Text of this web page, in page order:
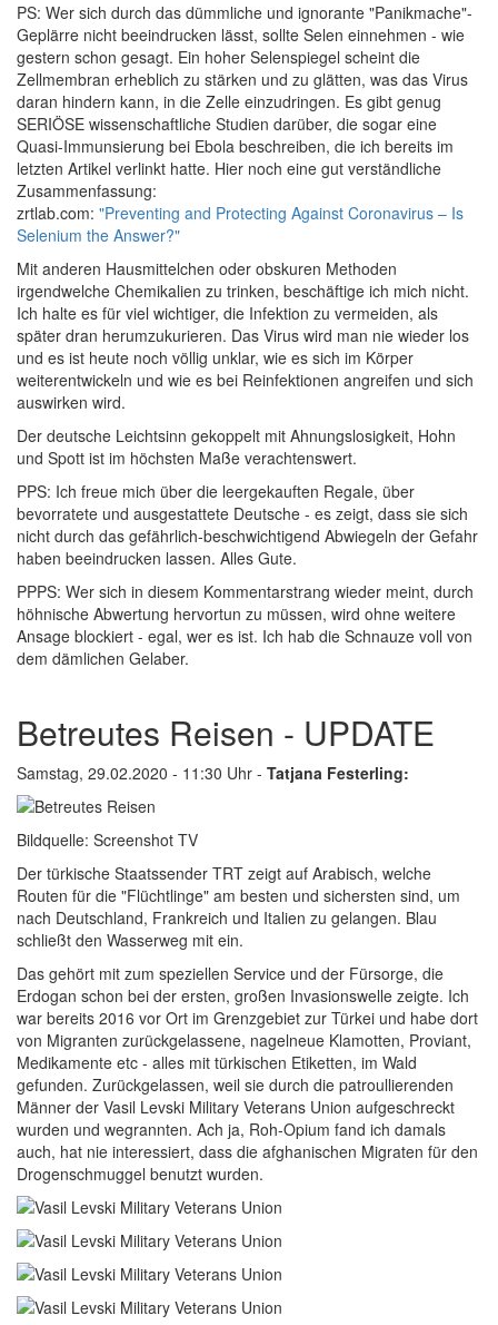
PS: Wer sich durch das dümmliche und ignorante "Panikmache"-
Geplärre nicht beeindrucken lässt, sollte Selen einnehmen - wie
gestern schon gesagt. Ein hoher Selenspiegel scheint die
Zellmembran erheblich zu stärken und zu glätten, was das Virus
daran hindern kann, in die Zelle einzudringen. Es gibt genug
SERIÖSE wissenschaftliche Studien darüber, die sogar eine
Quasi-Immunsierung bei Ebola beschreiben, die ich bereits im
letzten Artikel verlinkt hatte. Hier noch eine gut verständliche
Zusammenfassung:
zrtlab.com: "Preventing and Protecting Against Coronavirus – Is
Selenium the Answer?"
Mit anderen Hausmittelchen oder obskuren Methoden
irgendwelche Chemikalien zu trinken, beschäftige ich mich nicht.
Ich halte es für viel wichtiger, die Infektion zu vermeiden, als
später dran herumzukurieren. Das Virus wird man nie wieder los
und es ist heute noch völlig unklar, wie es sich im Körper
weiterentwickeln und wie es bei Reinfektionen angreifen und sich
auswirken wird.
Der deutsche Leichtsinn gekoppelt mit Ahnungslosigkeit, Hohn
und Spott ist im höchsten Maße verachtenswert.
PPS: Ich freue mich über die leergekauften Regale, über
bevorratete und ausgestattete Deutsche - es zeigt, dass sie sich
nicht durch das gefährlich-beschwichtigend Abwiegeln der Gefahr
haben beeindrucken lassen. Alles Gute.
PPPS: Wer sich in diesem Kommentarstrang wieder meint, durch
höhnische Abwertung hervortun zu müssen, wird ohne weitere
Ansage blockiert - egal, wer es ist. Ich hab die Schnauze voll von
dem dämlichen Gelaber.
Betreutes Reisen - UPDATE
Samstag, 29.02.2020 - 11:30 Uhr - Tatjana Festerling:
Bildquelle: Screenshot TV
Der türkische Staatssender TRT zeigt auf Arabisch, welche
Routen für die "Flüchtlinge" am besten und sichersten sind, um
nach Deutschland, Frankreich und Italien zu gelangen. Blau
schließt den Wasserweg mit ein.
Das gehört mit zum speziellen Service und der Fürsorge, die
Erdogan schon bei der ersten, großen Invasionswelle zeigte. Ich
war bereits 2016 vor Ort im Grenzgebiet zur Türkei und habe dort
von Migranten zurückgelassene, nagelneue Klamotten, Proviant,
Medikamente etc - alles mit türkischen Etiketten, im Wald
gefunden. Zurückgelassen, weil sie durch die patroullierenden
Männer der Vasil Levski Military Veterans Union aufgeschreckt
wurden und wegrannten. Ach ja, Roh-Opium fand ich damals
auch, hat nie interessiert, dass die afghanischen Migraten für den
Drogenschmuggel benutzt wurden.